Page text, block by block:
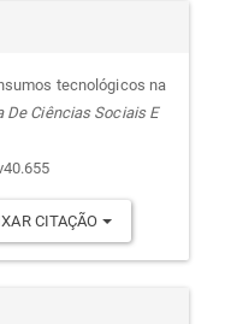
tecnológicos na
De Ciências Sociais E
CITAÇÃO